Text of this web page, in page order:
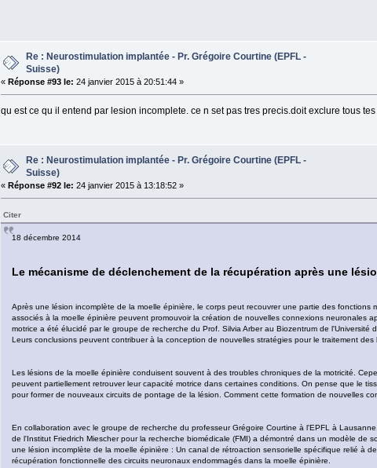
Re : Neurostimulation implantée - Pr. Grégoire Courtine (EPFL -
Suisse)
« Réponse #93 le: 24 janvier 2015 à 20:51:44 »
qu est ce qu il entend par lesion incomplete. ce n set pas tres precis.doit exclure tous
Re : Neurostimulation implantée - Pr. Grégoire Courtine (EPFL -
Suisse)
« Réponse #92 le: 24 janvier 2015 à 13:18:52 »
Citer
18 décembre 2014
Le mécanisme de déclenchement de la récupération après une
Après une lésion incomplète de la moelle épinière, le corps peut recouvrer une partie des fonctions
associés à la moelle épinière peuvent promouvoir la création de nouvelles connexions neuronales
motrice a été élucidé par le groupe de recherche du Prof. Silvia Arber au Biozentrum de
Leurs conclusions peuvent contribuer à la conception de nouvelles stratégies pour le traitement
Les lésions de la moelle épinière conduisent souvent à des troubles chroniques de la motricité.
peuvent partiellement retrouver leur capacité motrice dans certaines conditions. On pense que le
pour former de nouveaux circuits de pontage de la lésion. Comment cette formation de nouvelles
En collaboration avec le groupe de recherche du professeur Grégoire Courtine à l'EPFL à
de l'Institut Friedrich Miescher pour la recherche biomédicale (FMI) a démontré dans un modèle de
une lésion incomplète de la moelle épinière : Un canal de rétroaction sensorielle spécifique relié à
récupération fonctionnelle des circuits neuronaux endommagés dans la moelle épinière.